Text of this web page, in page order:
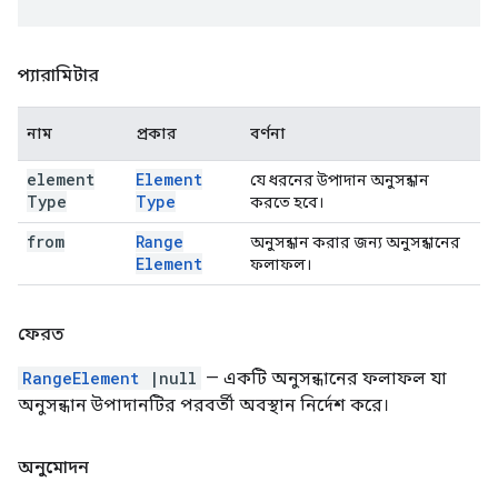
প্যারামিটার
নাম প্রকার বর্ণনা
element
Type
Element
Type
যে ধরনের উপাদান অনুসন্ধান
করতে হবে।
from
Range
Element
অনুসন্ধান করার জন্য অনুসন্ধানের
ফলাফল।
ফেরত
RangeElement |null — একটি অনুসন্ধানের ফলাফল যা
অনুসন্ধান উপাদানটির পরবর্তী অবস্থান নির্দেশ করে।
অনুমোদন